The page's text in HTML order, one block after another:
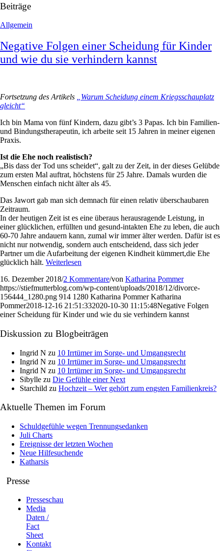
Beiträge
Allgemein
Negative Folgen einer Scheidung für Kinder
und wie du sie verhindern kannst
Fortsetzung des Artikels
„Warum Scheidung einem Kriegsschauplatz
gleicht“
Ich bin Mama von fünf Kindern, dazu gibt’s 3 Papas. Ich bin Familien-
und Bindungstherapeutin, ich arbeite seit 15 Jahren in meiner eigenen
Praxis.
Ist die Ehe noch realistisch?
„Bis dass der Tod uns scheidet“, galt zu der Zeit, in der dieses Gelübde
zum ersten Mal auftrat, höchstens für 25 Jahre. Damals wurden die
Menschen einfach nicht älter als 45.
Das Jawort gab man sich demnach für einen relativ überschaubaren
Zeitraum.
In der heutigen Zeit ist es eine überaus herausragende Leistung, in
einer glücklichen, erfüllten und gesund-intakten Ehe zu leben, die auch
60-70 Jahre andauern kann, zumal wir immer älter werden. Dafür ist es
nicht nur notwendig, sondern auch entscheidend, dass sich jeder
Partner um die Aufarbeitung der eigenen Kindheit kümmert,die Ehe
glücklich hält. Weiterlesen
16. Dezember 2018/2 Kommentare/von Katharina Pommer
https://stiefmutterblog.com/wp-content/uploads/2018/12/divorce-
156444_1280.png 914 1280 Katharina Pommer Katharina
Pommer2018-12-16 21:51:332020-10-30 11:15:48Negative Folgen
einer Scheidung für Kinder und wie du sie verhindern kannst
Diskussion zu Blogbeiträgen
Ingrid N zu 10 Irrtümer im Sorge- und Umgangsrecht
Ingrid N zu 10 Irrtümer im Sorge- und Umgangsrecht
Ingrid N zu 10 Irrtümer im Sorge- und Umgangsrecht
Sibylle zu Die Gefühle einer Next
Starchild zu Hochzeit – Wer gehört zum engsten Familienkreis?
Aktuelle Themen im Forum
Schuldgefühle wegen Trennungsedanken
Juli Charts
Ereignisse der letzten Wochen
Neue Hilfesuchende
Katharsis
Presse
Presseschau
Media
Daten /
Fact
Sheet
Kontakt